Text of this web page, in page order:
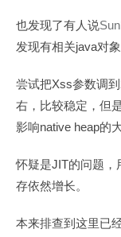
也发现了有人说
发现有相关java对象
尝试把Xss参数调到
右，比较稳定，但
影响native heap的
怀疑是JIT的问题，
存依然增长。
本来排查到这里已